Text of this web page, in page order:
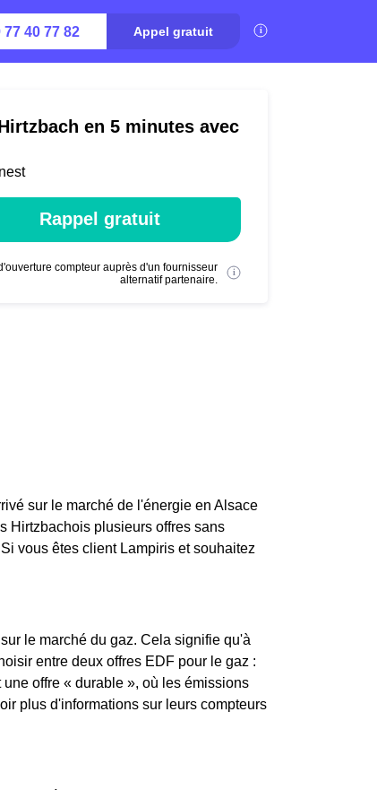
77 40 77 82 Appel gratuit
en 5 minutes avec
Rappel gratuit
compteur auprès d'un fournisseur
alternatif partenaire.
sur le marché de l'énergie en Alsace
Hirtzbachois plusieurs offres sans
vous êtes client Lampiris et souhaitez
le marché du gaz. Cela signifie qu'à
entre deux offres EDF pour le gaz :
offre « durable », où les émissions
plus d'informations sur leurs compteurs